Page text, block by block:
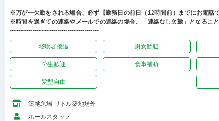
※万が一欠勤をされる場合、必ず【勤務日の前日（12時間前）までにお電話
※時間を過ぎての連絡やメールでの連絡の場合、「連絡なし欠勤」となるこ
-------------------------------------------
経験者優遇 男女歓迎
学生歓迎 食事補助
髪型自由
築地魚場 リトル築地場外
ホールスタッフ